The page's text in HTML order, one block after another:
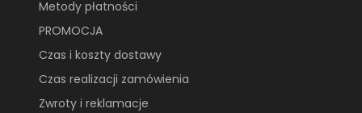
Metody płatności
PROMOCJA
Czas i koszty dostawy
Czas realizacji zamówienia
Zwroty i reklamacje